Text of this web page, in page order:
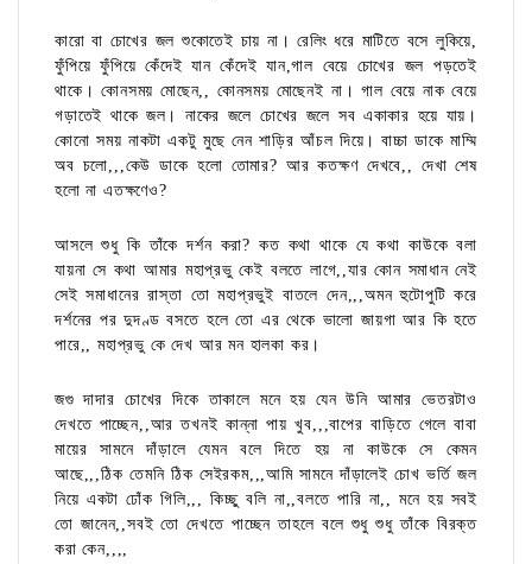
কারো বা চোখের জল শুকোতেই চায় না। রেলিং ধরে মাটিতে বসে লুকিয়ে,
ফুঁপিয়ে ফুঁপিয়ে কেঁদেই যান কেঁদেই যান,গাল বেয়ে চোখের জল পড়তেই
থাকে। কোনসময় মোছেন,, কোনসময় মোছেনই না। গাল বেয়ে নাক বেয়ে
গড়াতেই থাকে জল। নাকের জলে চোখের জলে সব একাকার হয়ে যায়।
কোনো সময় নাকটা একটু মুছে নেন শাড়ির আঁচল দিয়ে। বাচ্চা ডাকে মাম্মি
অব চলো,,,কেউ ডাকে হলো তোমার? আর কতক্ষণ দেখবে,, দেখা শেষ
হলো না এতক্ষণেও?
আসলে শুধু কি তাঁকে দর্শন করা? কত কথা থাকে যে কথা কাউকে বলা
যায়না সে কথা আমার মহাপ্রভু কেই বলতে লাগে,,যার কোন সমাধান নেই
সেই সমাধানের রাস্তা তো মহাপ্রভুই বাতলে দেন,,,অমন হুটোপুটি করে
দর্শনের পর দুদণ্ড বসতে হলে তো এর থেকে ভালো জায়গা আর কি হতে
পারে,, মহাপ্রভু কে দেখ আর মন হালকা কর।
জগু দাদার চোখের দিকে তাকালে মনে হয় যেন উনি আমার ভেতরটাও
দেখতে পাচ্ছেন,,আর তখনই কান্না পায় খুব,,,বাপের বাড়িতে গেলে বাবা
মায়ের সামনে দাঁড়ালে যেমন বলে দিতে হয় না কাউকে সে কেমন
আছে,,,ঠিক তেমনি ঠিক সেইরকম,,,আমি সামনে দাঁড়ালেই চোখ ভর্তি জল
নিয়ে একটা ঢোঁক গিলি,,, কিচ্ছু বলি না,,বলতে পারি না,, মনে হয় সবই
তো জানেন,,সবই তো দেখতে পাচ্ছেন তাহলে বলে শুধু শুধু তাঁকে বিরক্ত
করা কেন,,,,